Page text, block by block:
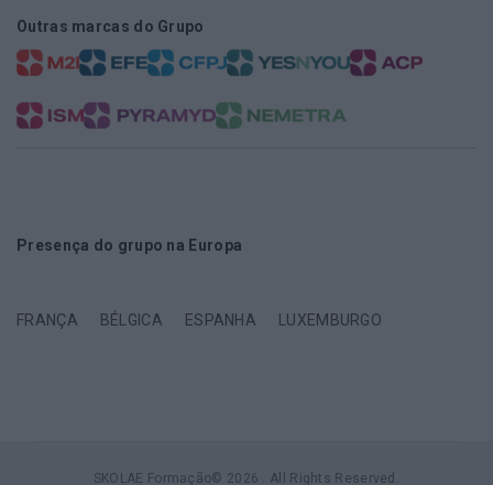
Outras marcas do Grupo
Presença do grupo na Europa
FRANÇA BÉLGICA ESPANHA LUXEMBURGO
SKOLAE Formação© 2026 . All Rights Reserved.